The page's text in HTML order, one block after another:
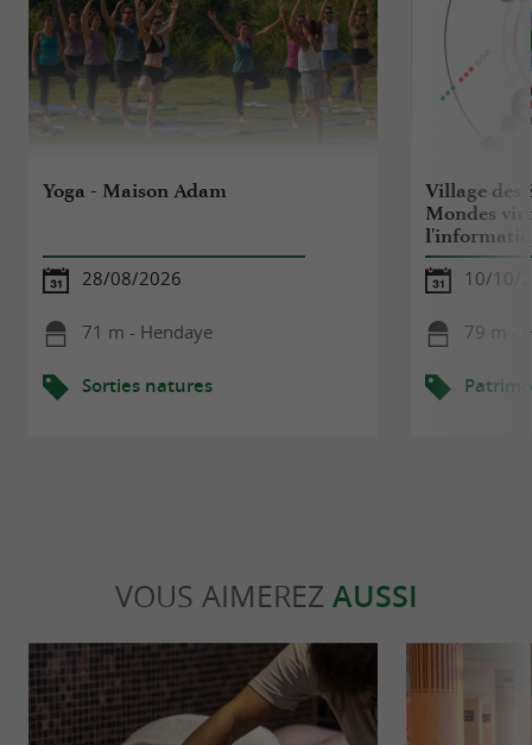
Yoga - Maison Adam
28/08/2026
71 m - Hendaye
Sorties natures
Village des
Mondes
10/10/
79 m -
VOUS AIMEREZ AUSSI